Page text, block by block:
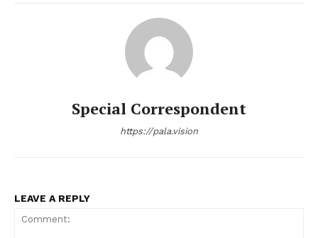
Special Correspondent
https://pala.vision
LEAVE A REPLY